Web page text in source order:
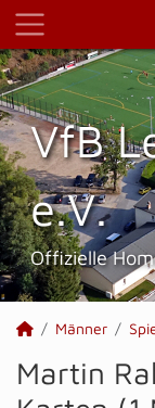
VfB
e.V.
Offizielle
Männer
Martin